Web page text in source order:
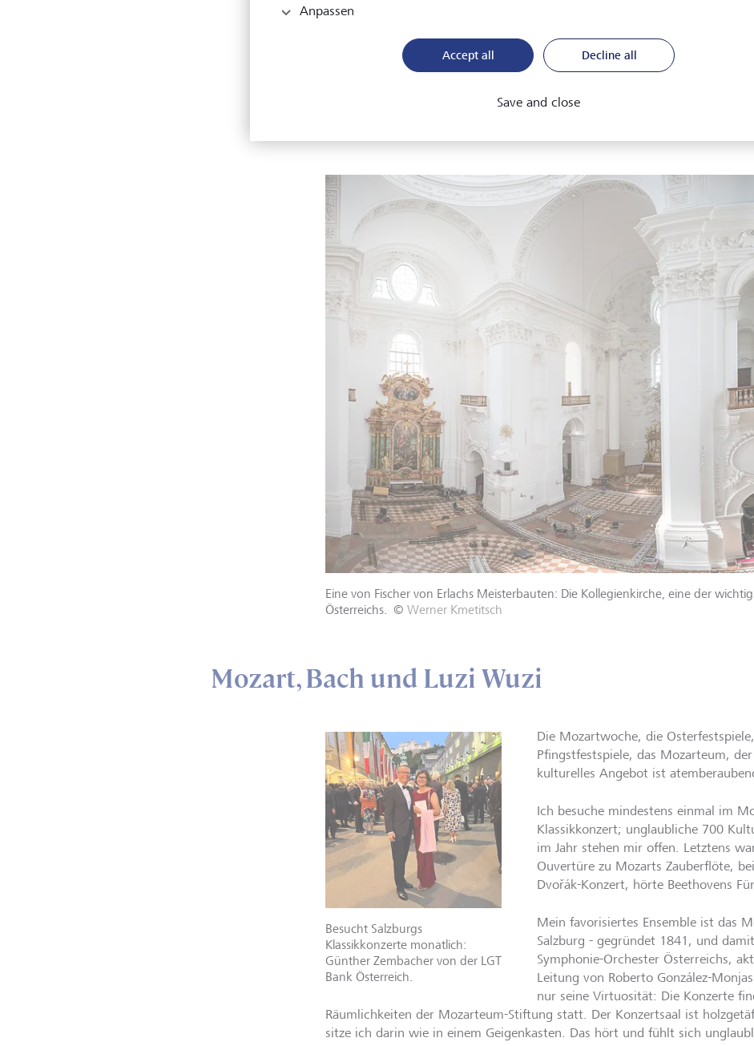
geprägt: "Was wäre Salzburg ohne die Fürsterzbischöfe? - Maximal Linz."
In die Ära der Fürsterzbischöfe fällt auch der Ursprung des Salzburger
Name erraten lässt, verdanken wir unseren jahrhundertealten Wohlstand
aber auch mit Gold und Silber. So entwickelten wir uns zu einer
Eine von Fischer von Erlachs Meisterbauten: Die Kollegienkirche, eine der
Österreichs. © Werner Kmetitsch
Mozart, Bach und Luzi Wuzi
Besucht Salzburgs
Klassikkonzerte monatlich:
Günther Zembacher von der LGT
Bank Österreich.
Die Mozartwoche, die
Pfingstfestspiele, das Mozarteum,
kulturelles Angebot ist
Ich besuche mindestens einmal im
Klassikkonzert; unglaubliche 700
im Jahr stehen mir offen. Letztens
Ouvertüre zu Mozarts Zauberflöte,
Dvořák-Konzert, hörte Beethovens
Mein favorisiertes Ensemble ist das
Salzburg - gegründet 1841, und
Symphonie-Orchester Österreichs,
Leitung von Roberto González-
nur seine Virtuosität: Die Konzerte
Räumlichkeiten der Mozarteum-Stiftung statt. Der Konzertsaal ist
sitze ich darin wie in einem Geigenkasten. Das hört und fühlt sich
Anpassen
Accept all Decline all
Save and close